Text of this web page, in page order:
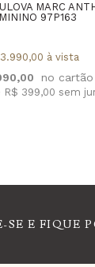
MARC
97P163
à vista
R$ 399,00 sem
SE E FIQUE